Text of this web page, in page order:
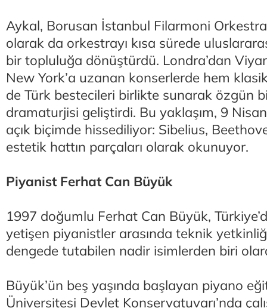
Aykal, Borusan İstanbul Filarmoni
olarak da orkestrayı kısa sürede
bir topluluğa dönüştürdü. Londra’dan
New York’a uzanan konserlerde hem
de Türk bestecileri birlikte sunarak özgün
dramaturjisi geliştirdi. Bu yaklaşım, 9
açık biçimde hissediliyor: Sibelius,
estetik hattın parçaları olarak okunuyor.
Piyanist Ferhat Can Büyük
1997 doğumlu Ferhat Can Büyük,
yetişen piyanistler arasında teknik
dengede tutabilen nadir isimlerden biri
Büyük’ün beş yaşında başlayan piyano
Üniversitesi Devlet Konservatuvarı’nda